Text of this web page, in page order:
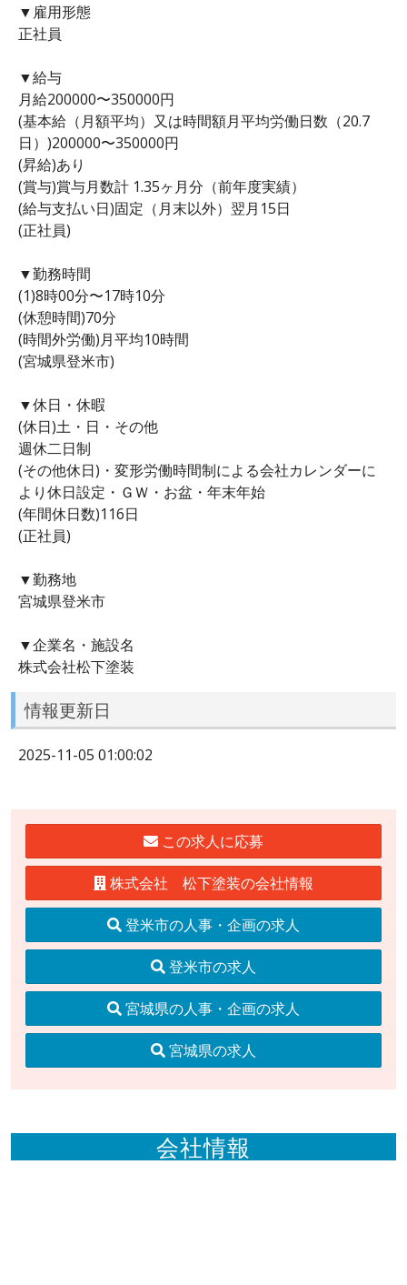
▼雇用形態
正社員
▼給与
月給200000〜350000円
(基本給（月額平均）又は時間額月平均労働日数（20.7
日）)200000〜350000円
(昇給)あり
(賞与)賞与月数計 1.35ヶ月分（前年度実績）
(給与支払い日)固定（月末以外）翌月15日
(正社員)
▼勤務時間
(1)8時00分〜17時10分
(休憩時間)70分
(時間外労働)月平均10時間
(宮城県登米市)
▼休日・休暇
(休日)土・日・その他
週休二日制
(その他休日)・変形労働時間制による会社カレンダーに
より休日設定・ＧＷ・お盆・年末年始
(年間休日数)116日
(正社員)
▼勤務地
宮城県登米市
▼企業名・施設名
株式会社松下塗装
情報更新日
2025-11-05 01:00:02
この求人に応募
株式会社 松下塗装の会社情報
登米市の人事・企画の求人
登米市の求人
宮城県の人事・企画の求人
宮城県の求人
会社情報